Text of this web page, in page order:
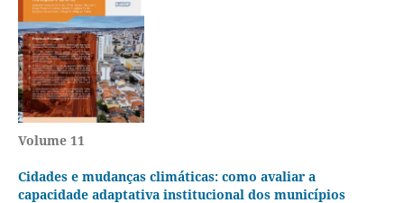
Volume 11
Cidades e mudanças climáticas: como avaliar a
capacidade adaptativa institucional dos municípios